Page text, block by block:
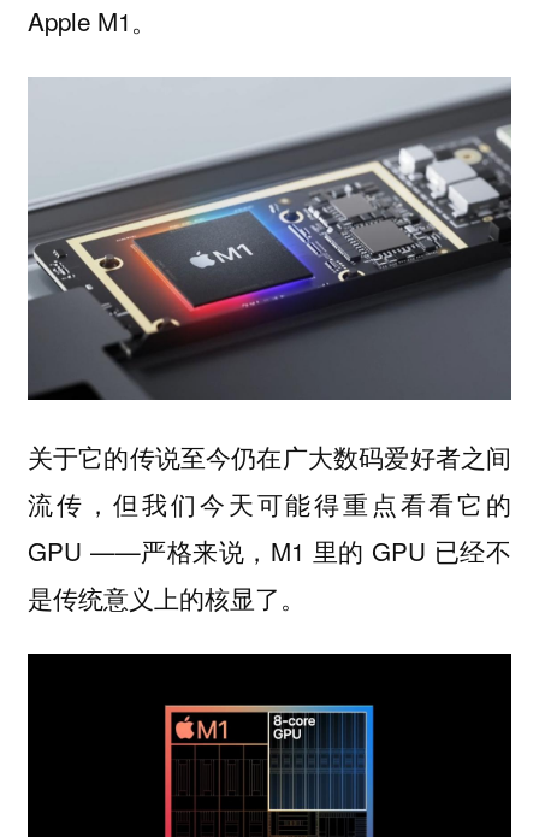
Apple M1。
关于它的传说至今仍在广大数码爱好者之间
流传，但我们今天可能得重点看看它的
GPU ——严格来说，M1 里的 GPU 已经不
是传统意义上的核显了。